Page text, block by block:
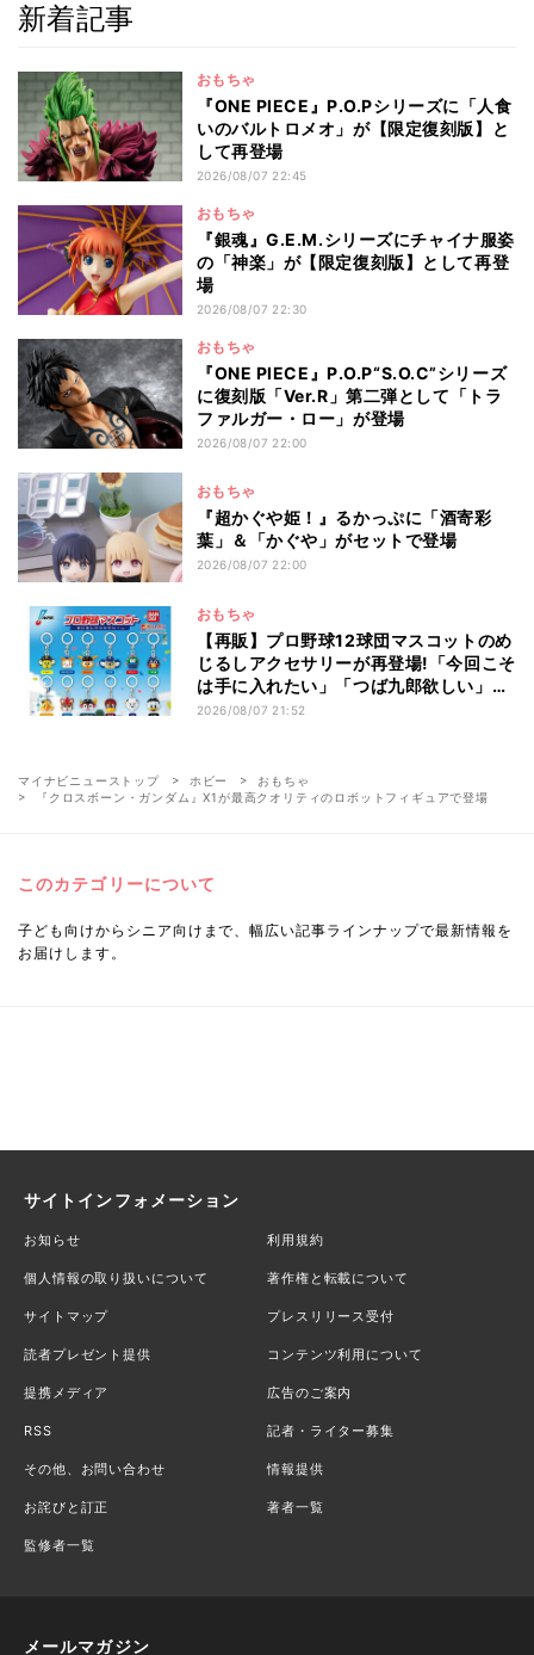
新着記事
おもちゃ
『ONE PIECE』P.O.Pシリーズに「人食
いのバルトロメオ」が【限定復刻版】と
して再登場
2026/08/07 22:45
おもちゃ
『銀魂』G.E.M.シリーズにチャイナ服姿
の「神楽」が【限定復刻版】として再登
場
2026/08/07 22:30
おもちゃ
『ONE PIECE』P.O.P“S.O.C”シリーズ
に復刻版「Ver.R」第二弾として「トラ
ファルガー・ロー」が登場
2026/08/07 22:00
おもちゃ
『超かぐや姫！』るかっぷに「酒寄彩
葉」＆「かぐや」がセットで登場
2026/08/07 22:00
おもちゃ
【再販】プロ野球12球団マスコットのめ
じるしアクセサリーが再登場!「今回こそ
は手に入れたい」「つば九郎欲しい」と
話題
2026/08/07 21:52
マイナビニューストップ ホビー
おもちゃ
『クロスボーン・ガンダム』X1が最高クオリティのロボットフィギュアで登場
このカテゴリーについて
子ども向けからシニア向けまで、幅広い記事ラインナップで最新情報を
お届けします。
サイトインフォメーション
お知らせ 利用規約
個人情報の取り扱いについて 著作権と転載について
サイトマップ プレスリリース受付
読者プレゼント提供 コンテンツ利用について
提携メディア 広告のご案内
RSS 記者・ライター募集
その他、お問い合わせ 情報提供
お詫びと訂正 著者一覧
監修者一覧
メールマガジン